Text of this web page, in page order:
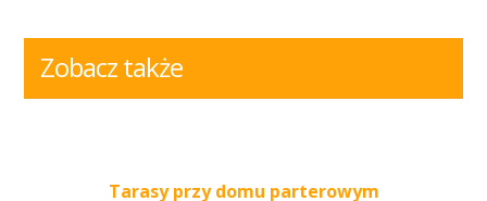
Zobacz także
Tarasy przy domu parterowym